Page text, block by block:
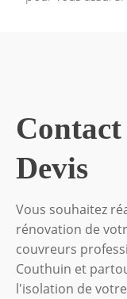
Devis
Vous souhaitez
rénovation de
couvreurs
Couthuin et
l'isolation de